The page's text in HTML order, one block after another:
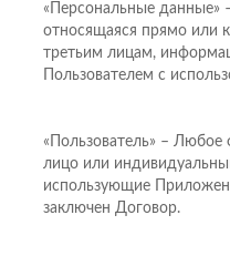
«Персональные данные»
относящаяся прямо или
третьим лицам,
Пользователем с
«Пользователь» – Любое
лицо или
использующие
заключен Договор.